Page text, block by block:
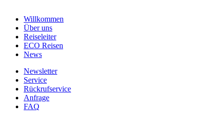
Willkommen
Über uns
Reiseleiter
ECO Reisen
News
Newsletter
Service
Rückrufservice
Anfrage
FAQ